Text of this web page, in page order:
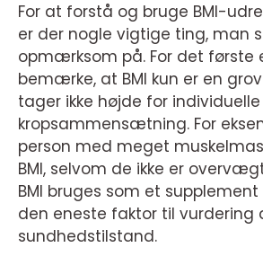
For at forstå og bruge BMI-
er der nogle vigtige ting, man
opmærksom på. For det
bemærke, at BMI kun er en
tager ikke højde for individuelle
kropsammensætning. For
person med meget
BMI, selvom de ikke er
BMI bruges som et supplement
den eneste faktor til vurdering
sundhedstilstand.